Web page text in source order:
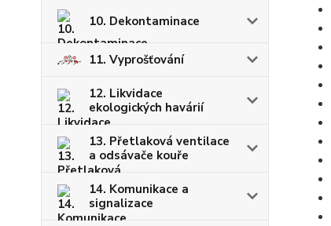
10. Dekontaminace
11. Vyprošťování
12. Likvidace
ekologických havárií
13. Přetlaková ventilace
a odsávače kouře
14. Komunikace a
signalizace